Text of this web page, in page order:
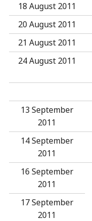
18 August 2011
20 August 2011
21 August 2011
24 August 2011
13 September
2011
14 September
2011
16 September
2011
17 September
2011